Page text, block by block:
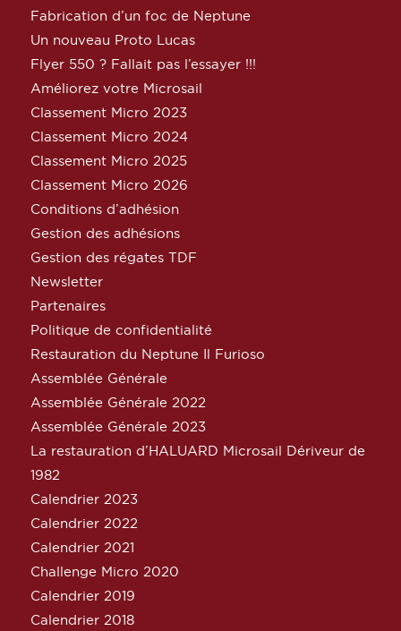
Fabrication d’un foc de Neptune
Un nouveau Proto Lucas
Flyer 550 ? Fallait pas l’essayer !!!
Améliorez votre Microsail
Classement Micro 2023
Classement Micro 2024
Classement Micro 2025
Classement Micro 2026
Conditions d’adhésion
Gestion des adhésions
Gestion des régates TDF
Newsletter
Partenaires
Politique de confidentialité
Restauration du Neptune Il Furioso
Assemblée Générale
Assemblée Générale 2022
Assemblée Générale 2023
La restauration d’HALUARD Microsail Dériveur de
1982
Calendrier 2023
Calendrier 2022
Calendrier 2021
Challenge Micro 2020
Calendrier 2019
Calendrier 2018